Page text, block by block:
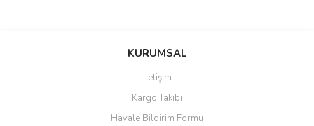
KURUMSAL
İletişim
Kargo Takibi
Havale Bildirim Formu